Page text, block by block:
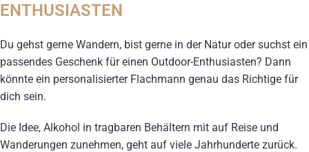
ENTHUSIASTEN
Du gehst gerne Wandern, bist gerne in der Natur oder suchst ein
passendes Geschenk für einen Outdoor-Enthusiasten? Dann
könnte ein personalisierter Flachmann genau das Richtige für
dich sein.
Die Idee, Alkohol in tragbaren Behältern mit auf Reise und
Wanderungen zunehmen, geht auf viele Jahrhunderte zurück.